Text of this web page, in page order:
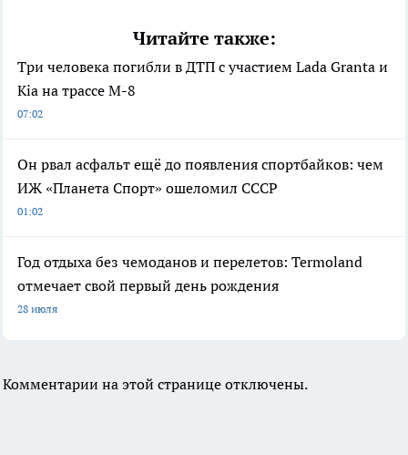
Читайте также:
Три человека погибли в ДТП с участием Lada Granta и
Kia на трассе М-8
07:02
Он рвал асфальт ещё до появления спортбайков: чем
ИЖ «Планета Спорт» ошеломил СССР
01:02
Год отдыха без чемоданов и перелетов: Termoland
отмечает свой первый день рождения
28 июля
Комментарии на этой странице отключены.